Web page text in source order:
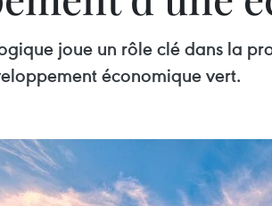
joue un rôle clé dans la
économique vert.